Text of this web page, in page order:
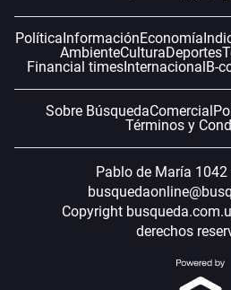
Política InformaciónEconomía
AmbienteCulturaDeportes
Financial timesInternacional B-
Sobre BúsquedaComercial
Términos y
Pablo de María
Copyright
derechos